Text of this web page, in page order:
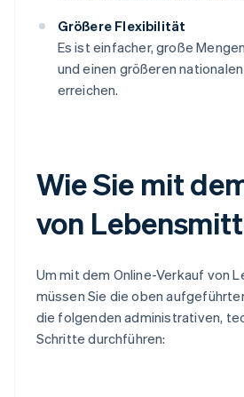
Größere Flexibilität
Es ist einfacher, große
und einen größeren
erreichen.
Wie Sie mit
von
Um mit dem Online-Verkauf von
müssen Sie die oben
die folgenden administrativen,
Schritte durchführen: